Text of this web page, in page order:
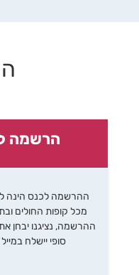
הרשמה
ההרשמה לכנס הינה
מכל קופות החולים
ההרשמה, נציגנו
סופי יישלח